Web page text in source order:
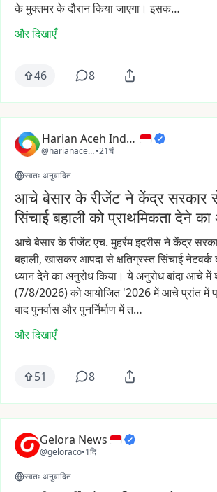
केमुक्तमरकेदौरानकियाजाएगा। इसक…
और दिखाएँ
46 8
Harian Aceh Indonesia
@harianacehindonesia
•21घं
स्वतः अनुवादित
आचे बेसार के रीजेंट ने केंद्र सरकार
सिंचाई बहाली को प्राथमिकता देने
आचेबेसारकेरीजेंटएच. मुहर्रमइदरीसनेकेंद्र
बहाली, खासकरआपदासेक्षतिग्रस्तसिंचाईनेटवर्क
ध्यानदेनेकाअनुरोधकिया। येअनुरोधबांदाआचेमें
(7/8/2026)कोआयोजित '2026मेंआचेप्रांतमें
बादपुनर्वासऔरपुनर्निर्माणमेंत…
और दिखाएँ
51 8
Gelora News
@geloraco•1दि
स्वतः अनुवादित